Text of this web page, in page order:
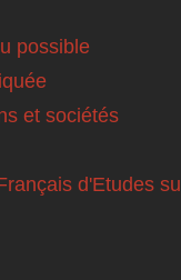
possible
et sociétés
d'Etudes